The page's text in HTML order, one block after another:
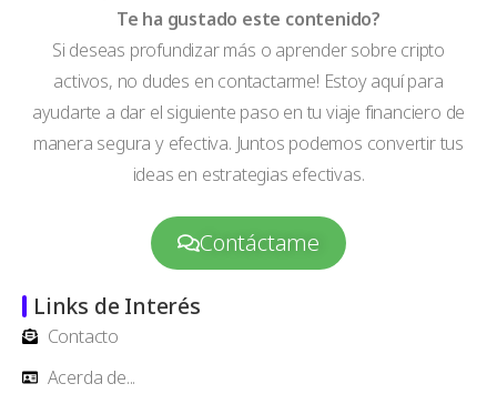
Te ha gustado este contenido?
Si deseas profundizar más o aprender sobre cripto
activos, no dudes en contactarme! Estoy aquí para
ayudarte a dar el siguiente paso en tu viaje financiero de
manera segura y efectiva. Juntos podemos convertir tus
ideas en estrategias efectivas.
Contáctame
Links de Interés
Contacto
Acerda de...